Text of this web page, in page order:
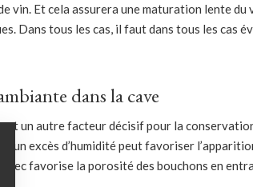
vin. Et cela assurera une maturation lente
Dans tous les cas, il faut dans tous les cas
dans la cave
un autre facteur décisif pour la
, un excès d’humidité peut favoriser
sec favorise la porosité des bouchons en